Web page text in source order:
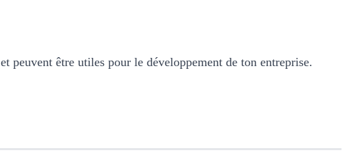
et peuvent être utiles pour le développement de ton entreprise.